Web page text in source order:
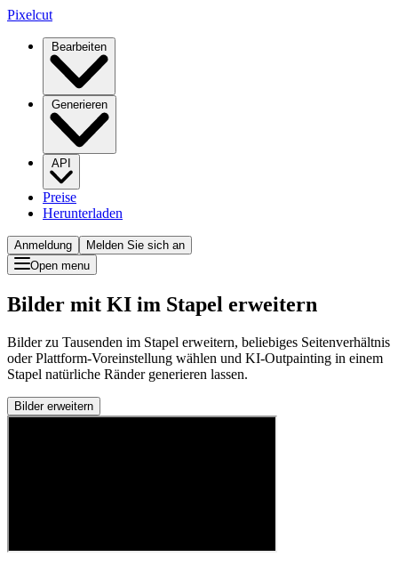
Pixelcut
Bearbeiten
Generieren
API
Preise
Herunterladen
Anmeldung
Melden Sie sich an
Open menu
Bilder mit KI im Stapel erweitern
Bilder zu Tausenden im Stapel erweitern, beliebiges Seitenverhältnis
oder Plattform-Voreinstellung wählen und KI-Outpainting in einem
Stapel natürliche Ränder generieren lassen.
Bilder erweitern